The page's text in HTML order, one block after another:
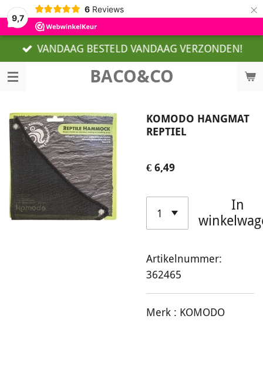
9,7
6 Reviews ×
BACO&CO
VANDAAG BESTELD VANDAAG VERZONDEN!
KOMODO HANGMAT
REPTIEL
€ 6,49
In
Artikelnummer:
362465
Merk : KOMODO